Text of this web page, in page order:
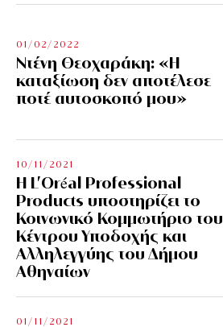
01/02/2022
Ντένη Θεοχαράκη: «Η
καταξίωση δεν αποτέλεσε
ποτέ αυτοσκοπό μου»
10/11/2021
Η L’Οréal Professional
Products υποστηρίζει το
Κοινωνικό Κομμωτήριο του
Κέντρου Υποδοχής και
Αλληλεγγύης του Δήμου
Αθηναίων
01/11/2021